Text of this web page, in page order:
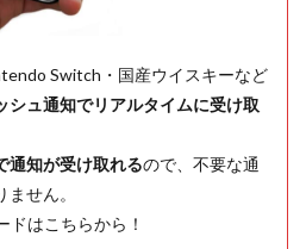
Switch・国産ウイスキーなど
シュ通知でリアルタイムに受け取
通知が受け取れるので、不要な通
せん。
ドはこちらから！